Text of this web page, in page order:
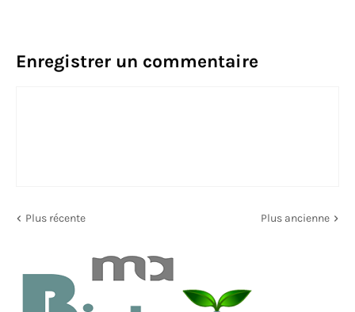
Enregistrer un commentaire
Plus récente Plus ancienne